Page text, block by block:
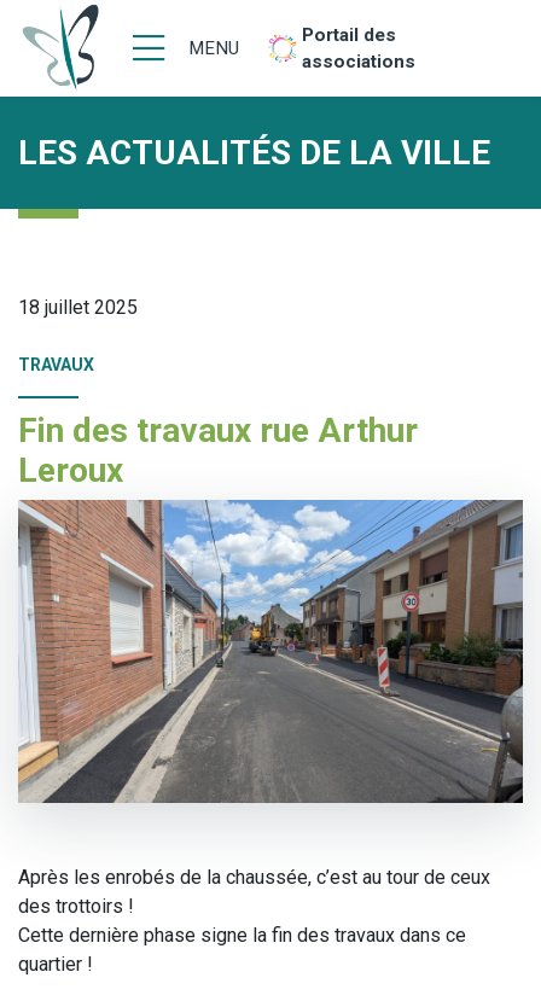
MENU
Portail des
associations
LES ACTUALITÉS DE LA VILLE
18 juillet 2025
TRAVAUX
Fin des travaux rue Arthur
Leroux
Après les enrobés de la chaussée, c’est au tour de ceux
des trottoirs !
Cette dernière phase signe la fin des travaux dans ce
quartier !